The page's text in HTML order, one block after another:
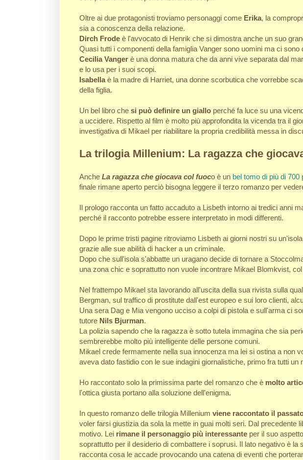
Oltre ai due protagonisti troviamo personaggi come Erika, la
sia a conoscenza della relazione.
Dirch Frode è l'avvocato di Henrik che si dimostra anche un suo
Quasi tutti i componenti della famiglia Vanger sono uomini ma ci
Cecilia Vanger è una donna matura che da anni vive separata dal
e lo usa per i suoi scopi.
Isabellaè la madre di Harriet, una donne scorbutica che vorrebbe
della figlia.
Un bel libro che si può definire un giallo perché fa luce su una
a uccidere. Rispetto al film è molto più approfondita la vicenda tra il
investigativa di Mikael per riabilitare la propria credibilità messa in
La trilogia Millenium: La ragazza che
Anche La ragazza che giocava col fuoco è un bel tomo di più di 700
finale rimane aperto perciò bisogna leggere il terzo romanzo per
Il prologo racconta un fatto accaduto a Lisbeth intorno ai tredici anni
perché il racconto potrebbe essere interpretato in modi differenti.
Dopo le prime tristi pagine ritroviamo Lisbeth ai giorni nostri su
grazie alle sue abilità di hacker a un criminale.
Dopo che sull'isola s'abbatte un uragano decide di tornare a
una zona chic e soprattutto non vuole incontrare Mikael Blomkvist,
Nel frattempo Mikael sta lavorando all'uscita della sua rivista sulla
Bergman, sul traffico di prostitute dall'est europeo e sui loro clienti,
Una sera Dag e Mia vengono ucciso a colpi di pistola e sull'arma ci
tutore Nils Bjurman.
La polizia sapendo che la ragazza è sotto tutela immagina che sia
sembrerebbe molto più intelligente delle persone comuni.
Mikael crede fermamente nella sua innocenza ma lei si ostina a non
aveva dato fastidio con le sue indagini giornalistiche, primo fra tutti un
Ho raccontato solo la primissima parte del romanzo che è molto
l'ottica giusta portano alla soluzione dell'enigma.
In questo romanzo delle trilogia Millenium viene raccontato il
voler farsi giustizia da sola la mette in guai molti seri. Dal precedente
motivo. Lei rimane il personaggio più interessante per il suo
soprattutto per il desiderio di combattere i soprusi. Il lato negativo è
racconta cosa le accade provocando una catena di eventi che